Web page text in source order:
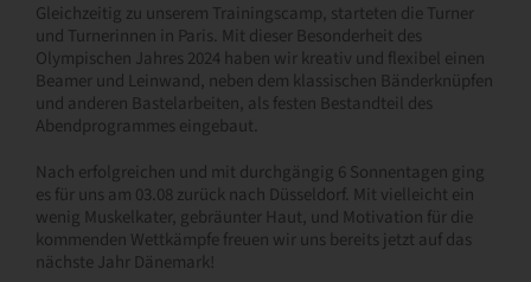
Gleichzeitig zu unserem Trainingscamp, starteten die Turner
und Turnerinnen in Paris. Mit dieser Besonderheit des
Olympischen Jahres 2024 haben wir kreativ und flexibel einen
Beamer und Leinwand, neben dem klassischen Bänderknüpfen
und anderen Bastelarbeiten, als festen Bestandteil des
Abendprogrammes eingebaut.
Nach erfolgreichen und mit durchgängig 6 Sonnentagen ging
es für uns am 03.08 zurück nach Düsseldorf. Mit vielleicht ein
wenig Muskelkater, gebräunter Haut, und Motivation für die
kommenden Wettkämpfe freuen wir uns bereits jetzt auf das
nächste Jahr Dänemark!